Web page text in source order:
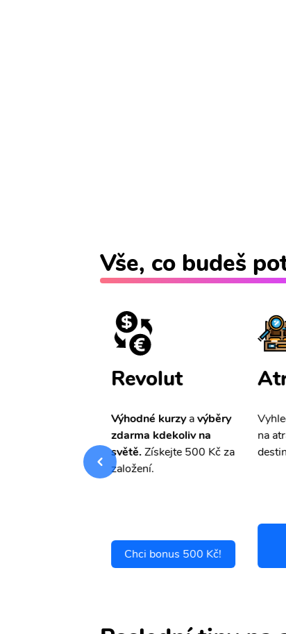
Vše, co budeš
Revolut
Výhodné kurzyavýběry
zdarma kdekoliv na
světě.Získejte 500 Kč za
založení.
Chci bonus 500 Kč!
na